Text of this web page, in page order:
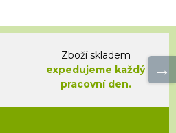
Zboží skladem
expedujeme každý
pracovní den.